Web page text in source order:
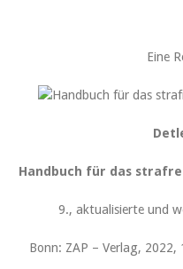
Eine
Handbuch für das
9., aktualisierte und
Bonn: ZAP – Verlag,